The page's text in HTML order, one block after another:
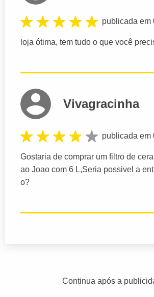
publicada em
loja ótima, tem tudo o que você
Vivagracinha
publicada em
Gostaria de comprar um filtro de
ao Joao com 6 L,Seria possivel a
o?
Continua após a